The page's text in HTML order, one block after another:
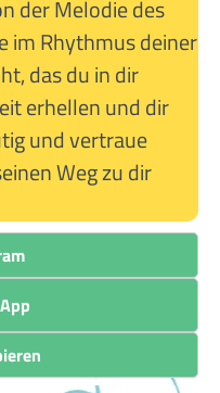
der Melodie des
im Rhythmus deiner
das du in dir
erhellen und dir
und vertraue
Weg zu dir